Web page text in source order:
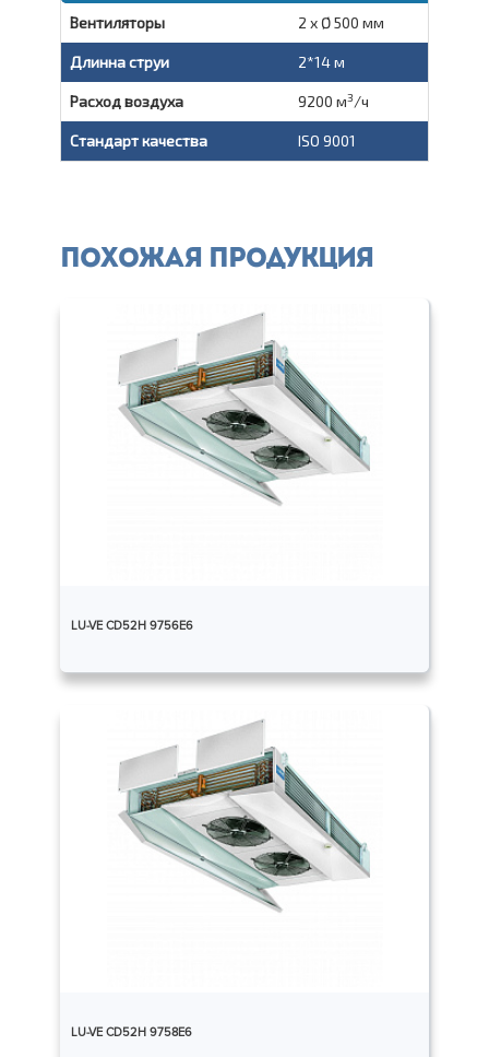
Вентиляторы 2 x Ø 500 мм
Длинна струи 2*14 м
Расход воздуха 9200 м3/ч
Стандарт качества ISO 9001
Похожая продукция
LU-VE CD52H 9756E6
LU-VE CD52H 9758E6